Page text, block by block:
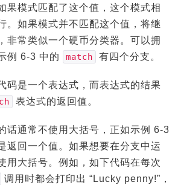
果模式匹配了这个值，这个模式相
。如果模式并不匹配这个值，将继
非常类似一个硬币分类器。可以拥
例 6-3 中的
match 有四个分支。
码是一个表达式，而表达式的结果
表达式的返回值。
话通常不使用大括号，正如示例 6-3
返回一个值。如果想要在分支中运
用大括号。例如，如下代码在每次
调用时都会打印出 “Lucky penny!”，